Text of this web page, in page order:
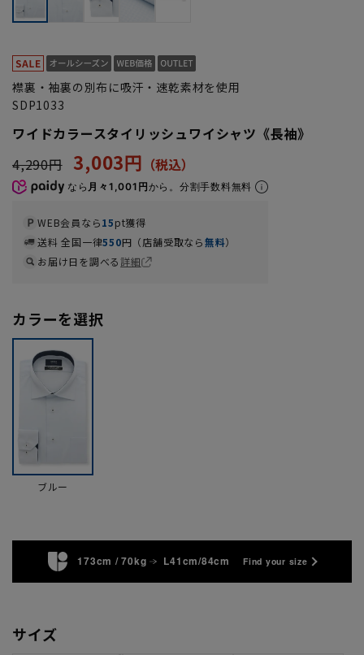
襟裏・袖裏の別布に吸汗・速乾素材を使用
SDP1033
ワイドカラースタイリッシュワイシャツ《長袖》
4,290円 3,003円
なら 月々1,001円から。分割手数料無料
WEB会員なら15pt獲得
送料 全国一律550円（店舗受取なら無料）
お届け日を調べる詳細
カラーを選択
ブルー
173cm / 70kg L41cm/84cm Find your size
サイズ